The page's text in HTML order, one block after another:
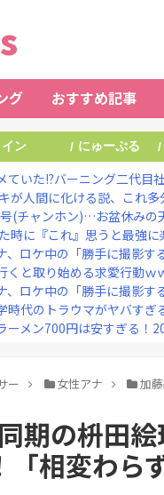
グ おすすめ記事
ン / にゅーぷる /
いた!?バーニング二代目
が人間に化ける説、これ多
(チャンホン)…お盆休みの
時に『これ』思うと最強
、ロケ中の「勝手に撮影す
くと取り始める求愛行動
、ロケ中の「勝手に撮影す
時代のトラウマがヤバすぎ
ーメン700円は安すぎる！
キャンセルっと！」←こ
ビデオ判定活かして甲子園
RSS
ー 女性アナ 加
期の枡田
相変わら